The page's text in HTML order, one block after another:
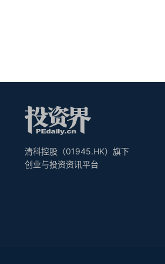
清科控股（01945.HK）旗下
创业与投资资讯平台